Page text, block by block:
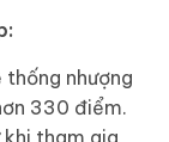
nhượng
330 điểm.